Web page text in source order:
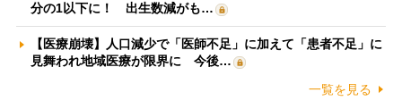
分の1以下に！ 出生数減がも…
【医療崩壊】人口減少で「医師不足」に加えて「患者不足」に
見舞われ地域医療が限界に 今後…
一覧を見る